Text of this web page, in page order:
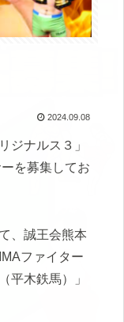
2024.09.08
ジナルス３」
を募集してお
、誠王会熊本
ファイター
平木鉄馬）」